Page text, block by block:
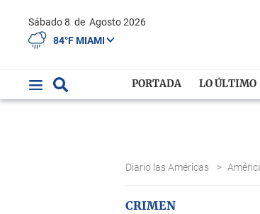
Sábado 8 de Agosto 2026
84°F MIAMI
PORTADA LO ÚLTIMO
Diario las Américas >
CRIMEN